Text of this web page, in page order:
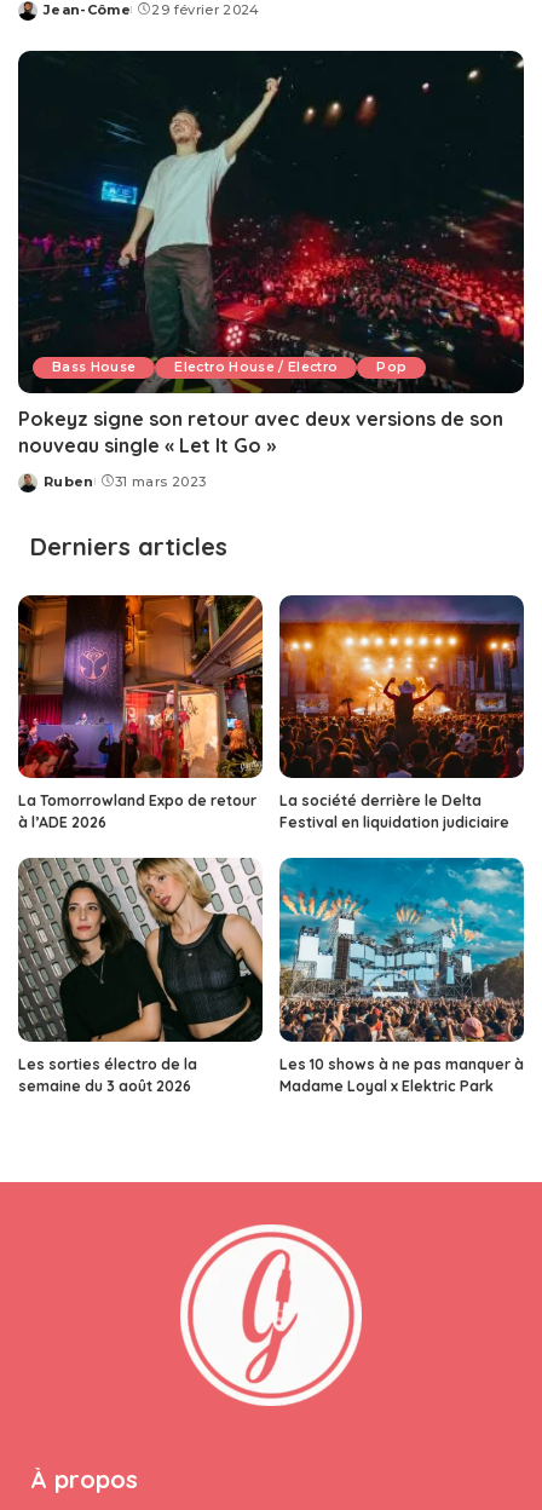
Posted
Jean-Côme 29 février 2024
Bass House Electro House / Electro Pop
Pokeyz signe son retour avec deux versions de son
nouveau single « Let It Go »
Posted
Ruben 31 mars 2023
Derniers articles
La Tomorrowland Expo de retour
à l’ADE 2026
La société derrière le Delta
Festival en liquidation judiciaire
Les sorties électro de la
semaine du 3 août 2026
Les 10 shows à ne pas manquer à
Madame Loyal x Elektric Park
À propos